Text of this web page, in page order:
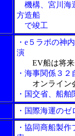
機構、宮川海
方造船
で竣工
・e５ラボの神
演
EV船は将
・海事関係３
オンライン
・国交省、船
・国際海運の
・協同商船製